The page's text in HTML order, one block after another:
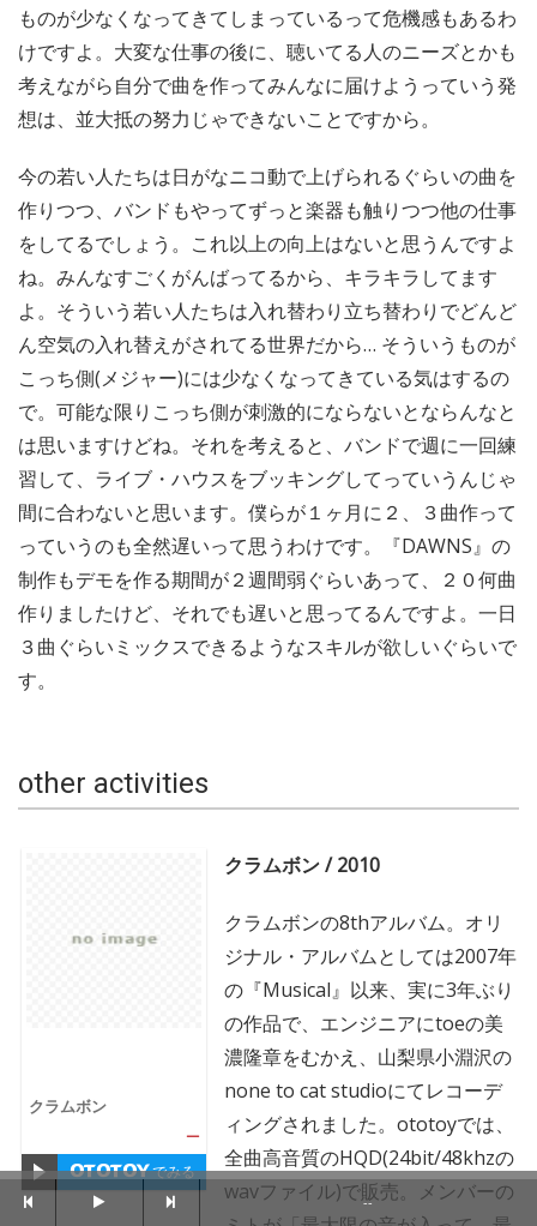
ものが少なくなってきてしまっているって危機感もあるわ
けですよ。大変な仕事の後に、聴いてる人のニーズとかも
考えながら自分で曲を作ってみんなに届けようっていう発
想は、並大抵の努力じゃできないことですから。
今の若い人たちは日がなニコ動で上げられるぐらいの曲を
作りつつ、バンドもやってずっと楽器も触りつつ他の仕事
をしてるでしょう。これ以上の向上はないと思うんですよ
ね。みんなすごくがんばってるから、キラキラしてます
よ。そういう若い人たちは入れ替わり立ち替わりでどんど
ん空気の入れ替えがされてる世界だから… そういうものが
こっち側(メジャー)には少なくなってきている気はするの
で。可能な限りこっち側が刺激的にならないとならんなと
は思いますけどね。それを考えると、バンドで週に一回練
習して、ライブ・ハウスをブッキングしてっていうんじゃ
間に合わないと思います。僕らが１ヶ月に２、３曲作って
っていうのも全然遅いって思うわけです。『DAWNS』の
制作もデモを作る期間が２週間弱ぐらいあって、２０何曲
作りましたけど、それでも遅いと思ってるんですよ。一日
３曲ぐらいミックスできるようなスキルが欲しいぐらいで
す。
other activities
クラムボン
—
でみる
クラムボン / 2010
クラムボンの8thアルバム。オリ
ジナル・アルバムとしては2007年
の『Musical』以来、実に3年ぶり
の作品で、エンジニアにtoeの美
濃隆章をむかえ、山梨県小淵沢の
none to cat studioにてレコーデ
ィングされました。ototoyでは、
全曲高音質のHQD(24bit/48khzの
wavファイル)で販売。メンバーの
--